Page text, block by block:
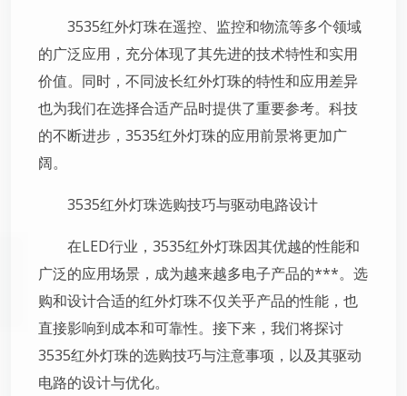
3535红外灯珠在遥控、监控和物流等多个领域
的广泛应用，充分体现了其先进的技术特性和实用
价值。同时，不同波长红外灯珠的特性和应用差异
也为我们在选择合适产品时提供了重要参考。科技
的不断进步，3535红外灯珠的应用前景将更加广
阔。
3535红外灯珠选购技巧与驱动电路设计
在LED行业，3535红外灯珠因其优越的性能和
广泛的应用场景，成为越来越多电子产品的***。选
购和设计合适的红外灯珠不仅关乎产品的性能，也
直接影响到成本和可靠性。接下来，我们将探讨
3535红外灯珠的选购技巧与注意事项，以及其驱动
电路的设计与优化。